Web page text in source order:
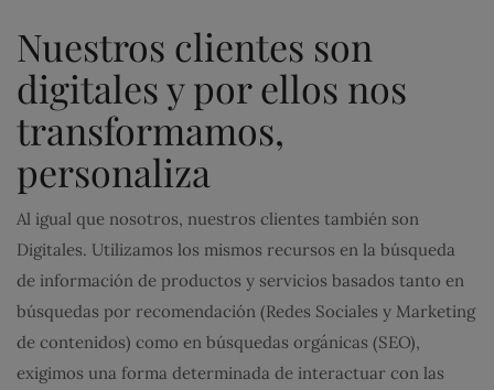
Nuestros clientes son
digitales y por ellos nos
transformamos,
personaliza
Al igual que nosotros, nuestros clientes también son
Digitales. Utilizamos los mismos recursos en la búsqueda
de información de productos y servicios basados tanto en
búsquedas por recomendación (Redes Sociales y Marketing
de contenidos) como en búsquedas orgánicas (SEO),
exigimos una forma determinada de interactuar con las